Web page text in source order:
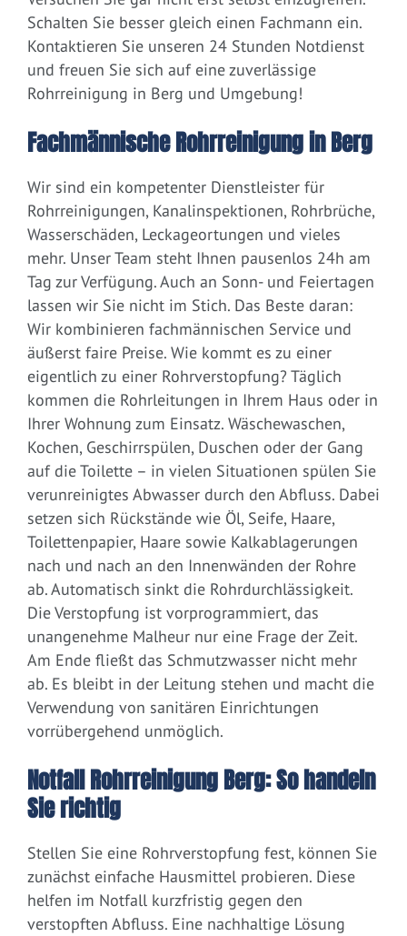
Schalten Sie besser gleich einen Fachmann ein.
Kontaktieren Sie unseren 24 Stunden Notdienst
und freuen Sie sich auf eine zuverlässige
Rohrreinigung in Berg und Umgebung!
Fachmännische Rohrreinigung in Berg
Wir sind ein kompetenter Dienstleister für
Rohrreinigungen, Kanalinspektionen, Rohrbrüche,
Wasserschäden, Leckageortungen und vieles
mehr. Unser Team steht Ihnen pausenlos 24h am
Tag zur Verfügung. Auch an Sonn- und Feiertagen
lassen wir Sie nicht im Stich. Das Beste daran:
Wir kombinieren fachmännischen Service und
äußerst faire Preise. Wie kommt es zu einer
eigentlich zu einer Rohrverstopfung? Täglich
kommen die Rohrleitungen in Ihrem Haus oder in
Ihrer Wohnung zum Einsatz. Wäschewaschen,
Kochen, Geschirrspülen, Duschen oder der Gang
auf die Toilette – in vielen Situationen spülen Sie
verunreinigtes Abwasser durch den Abfluss. Dabei
setzen sich Rückstände wie Öl, Seife, Haare,
Toilettenpapier, Haare sowie Kalkablagerungen
nach und nach an den Innenwänden der Rohre
ab. Automatisch sinkt die Rohrdurchlässigkeit.
Die Verstopfung ist vorprogrammiert, das
unangenehme Malheur nur eine Frage der Zeit.
Am Ende fließt das Schmutzwasser nicht mehr
ab. Es bleibt in der Leitung stehen und macht die
Verwendung von sanitären Einrichtungen
vorrübergehend unmöglich.
Notfall Rohrreinigung Berg: So handeln
Sie richtig
Stellen Sie eine Rohrverstopfung fest, können Sie
zunächst einfache Hausmittel probieren. Diese
helfen im Notfall kurzfristig gegen den
verstopften Abfluss. Eine nachhaltige Lösung